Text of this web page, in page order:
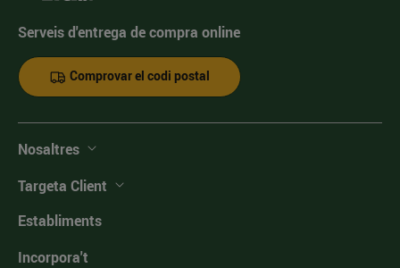
Serveis d'entrega de compra online
Comprovar el codi postal
Nosaltres
Targeta Client
Establiments
Incorpora't